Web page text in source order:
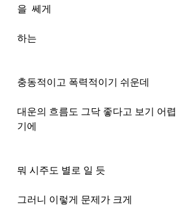
을  쎄게
하는
충동적이고 폭력적이기 쉬운데
대운의 흐름도 그닥 좋다고 보기 어렵
기에
뭐 시주도 별로 일 듯
그러니 이렇게 문제가 크게